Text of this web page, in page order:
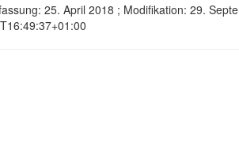
25. April 2018 ; Modifikation: 29.